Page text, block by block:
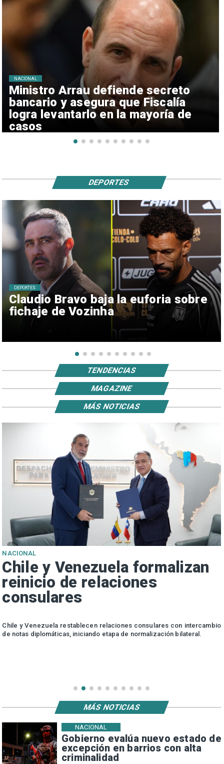
Ministro Arrau defiende secreto
bancario y asegura que Fiscalía
logra levantarlo en la mayoría de
casos
NACIONAL
Claudio Bravo baja la euforia sobre
fichaje de Vozinha
DEPORTES
DEPORTES
TENDENCIAS
MAGAZINE
NACIONAL
Chile y Venezuela formalizan
reinicio de relaciones
consulares
Chile y Venezuela restablecen relaciones consulares con intercambio
de notas diplomáticas, iniciando etapa de normalización bilateral.
MÁS NOTICIAS
Gobierno evalúa nuevo estado de
excepción en barrios con alta
criminalidad
NACIONAL
MÁS NOTICIAS